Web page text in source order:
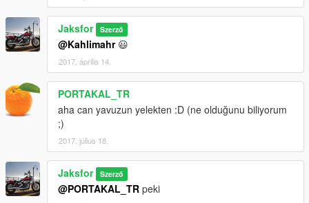
Jaksfor Szerző
@Kahlimahr😃
2017. április 14.
PORTAKAL_TR
aha can yavuzun yelekten :D (ne olduğunu biliyorum
;)
2017. július 18.
Jaksfor Szerző
@PORTAKAL_TR peki